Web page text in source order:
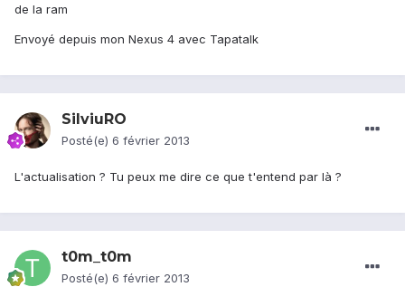
de la ram
Envoyé depuis mon Nexus 4 avec Tapatalk
SilviuRO
Posté(e) 6 février 2013
L'actualisation ? Tu peux me dire ce que t'entend par là ?
t0m_t0m
Posté(e) 6 février 2013